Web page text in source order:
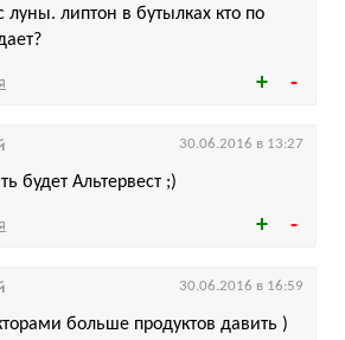
луны. липтон в бутылках кто по
будет Альтервест ;)
30.06.2016 в 13:27
больше продуктов давить )
30.06.2016 в 16:59